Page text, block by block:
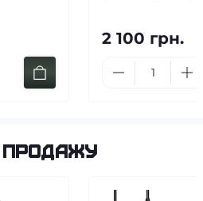
2 100 грн.
продажу